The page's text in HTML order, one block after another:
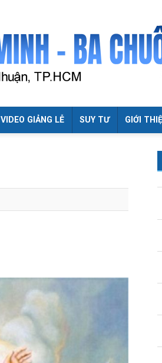
VIDEO GIẢNG LỄ SUY TƯ GIỚI